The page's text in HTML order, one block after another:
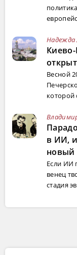
Надежда
Весной
которой
в ИИ,
Если ИИ
венец
стадия